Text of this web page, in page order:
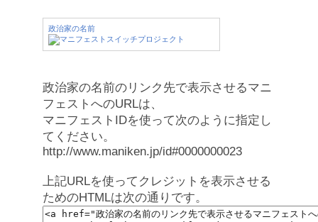
政治家の名前
政治家の名前のリンク先で表示させるマニ
フェストへのURLは、
マニフェストIDを使って次のように指定し
てください。
http://www.maniken.jp/id#0000000023
上記URLを使ってクレジットを表示させる
ためのHTMLは次の通りです。